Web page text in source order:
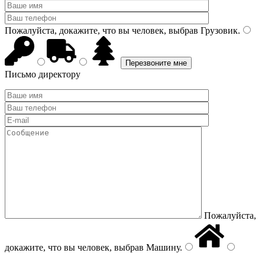
Пожалуйста, докажите, что вы человек, выбрав Грузовик.
Письмо директору
Пожалуйста,
докажите, что вы человек, выбрав Машину.